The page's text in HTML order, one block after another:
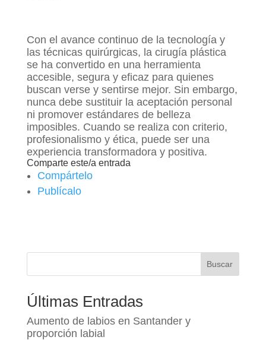
Con el avance continuo de la tecnología y
las técnicas quirúrgicas, la cirugía plástica
se ha convertido en una herramienta
accesible, segura y eficaz para quienes
buscan verse y sentirse mejor. Sin embargo,
nunca debe sustituir la aceptación personal
ni promover estándares de belleza
imposibles. Cuando se realiza con criterio,
profesionalismo y ética, puede ser una
experiencia transformadora y positiva.
Comparte este/a entrada
Compártelo
Publícalo
Buscar
Últimas Entradas
Aumento de labios en Santander y
proporción labial